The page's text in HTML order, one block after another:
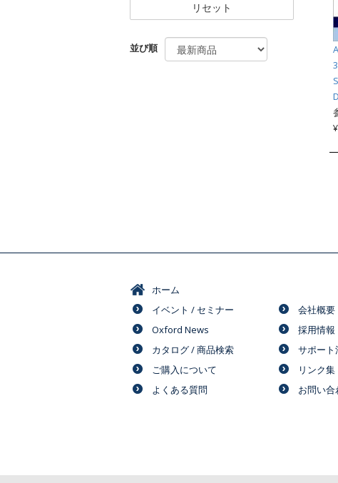
リセット
並び順
ホーム
イベント / セミナー
Oxford News
カタログ / 商品検索
ご購入について
よくある質問
会社概要
採用情報
サポート
リンク集
お問い合